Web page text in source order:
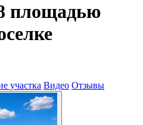
площадью
участка Видео Отзывы